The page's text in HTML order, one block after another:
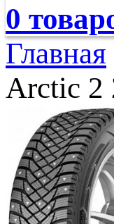
0
Главная
Arctic 2